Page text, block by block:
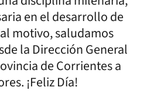
en el desarrollo de
motivo, saludamos
la Dirección General
de Corrientes a
¡Feliz Día!